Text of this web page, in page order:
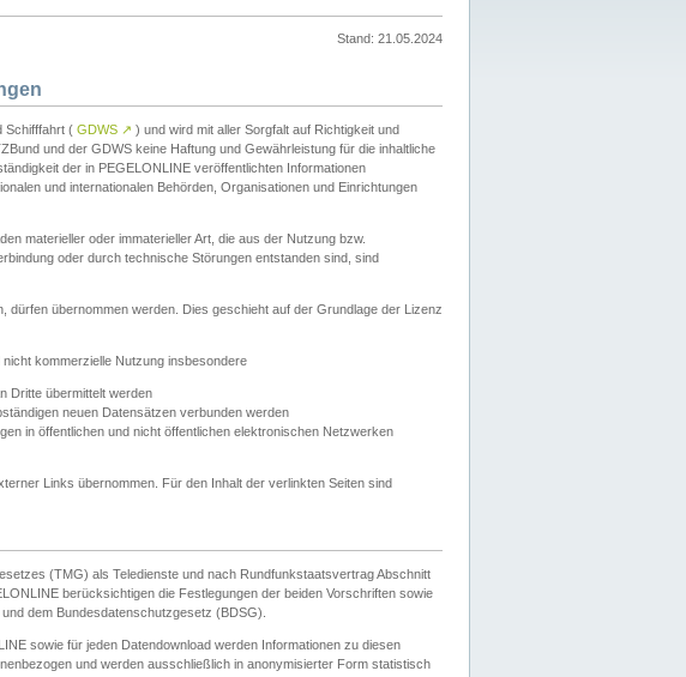
Stand: 21.05.2024
Schifffahrt ( GDWS ↗ ) und wird mit aller Sorgfalt auf Richtigkeit und
und der GDWS keine Haftung und Gewährleistung für die inhaltliche
der in PEGELONLINE veröffentlichten Informationen
und internationalen Behörden, Organisationen und Einrichtungen
materieller oder immaterieller Art, die aus der Nutzung bzw.
oder durch technische Störungen entstanden sind, sind
dürfen übernommen werden. Dies geschieht auf der Grundlage der Lizenz
kommerzielle Nutzung insbesondere
Dritte übermittelt werden
neuen Datensätzen verbunden werden
in öffentlichen und nicht öffentlichen elektronischen Netzwerken
Links übernommen. Für den Inhalt der verlinkten Seiten sind
(TMG) als Teledienste und nach Rundfunkstaatsvertrag Abschnitt
berücksichtigen die Festlegungen der beiden Vorschriften sowie
dem Bundesdatenschutzgesetz (BDSG).
sowie für jeden Datendownload werden Informationen zu diesen
und werden ausschließlich in anonymisierter Form statistisch